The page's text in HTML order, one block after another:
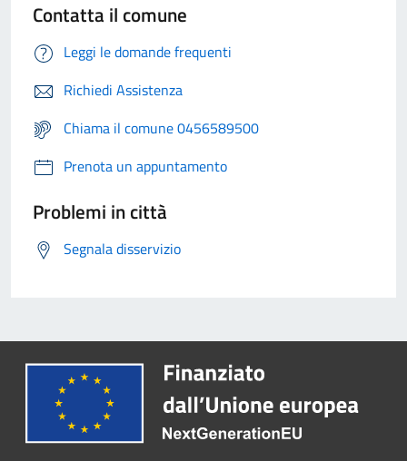
Contatta il comune
Leggi le domande frequenti
Richiedi Assistenza
Chiama il comune 0456589500
Prenota un appuntamento
Problemi in città
Segnala disservizio